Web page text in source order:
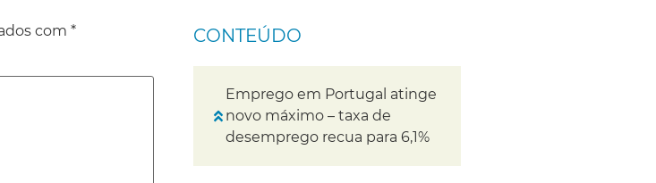
com * CONTEÚDO
Emprego em Portugal atinge
novo máximo – taxa de
desemprego recua para 6,1%